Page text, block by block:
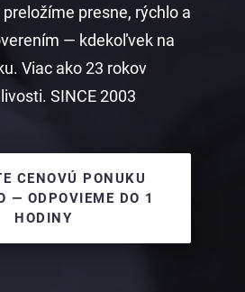
presne, rýchlo a
— kdekoľvek na
Viac ako 23 rokov
SINCE 2003
CENOVÚ PONUKU
— ODPOVIEME DO 1
HODINY